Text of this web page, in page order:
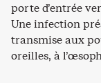
porte d’entrée
Une infection
transmise aux
oreilles, à